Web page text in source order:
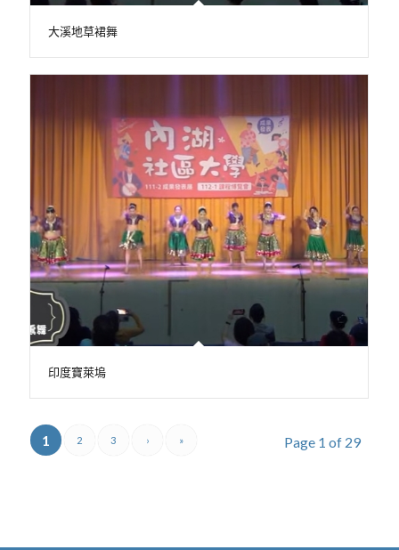
大溪地草裙舞
印度寶萊塢
Page 1 of 29
1 2 3 › »